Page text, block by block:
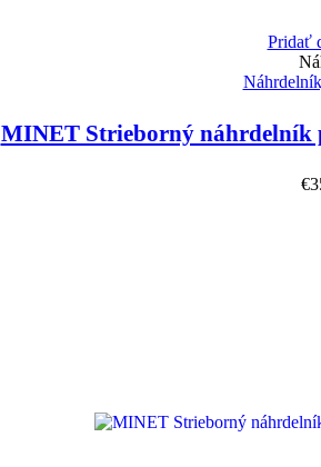
Pridať
MINET Strieborný náhrdelník
€